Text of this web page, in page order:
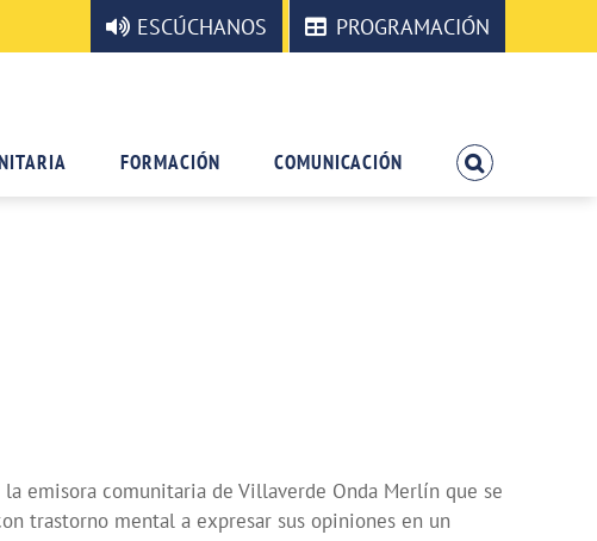
ESCÚCHANOS PROGRAMACIÓN
FORMACIÓN COMUNICACIÓN
emisora comunitaria de Villaverde Onda Merlín que se
trastorno mental a expresar sus opiniones en un